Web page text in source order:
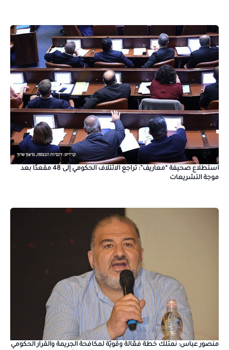
استطلاع صحيفة “معاريف”: تراجع الائتلاف الحكومي إلى 48 مقعدًا بعد
موجة التشريعات
منصور عباس: نمتلك خطة فعّالة وقويّة لمكافحة الجريمة والقرار الحكومي